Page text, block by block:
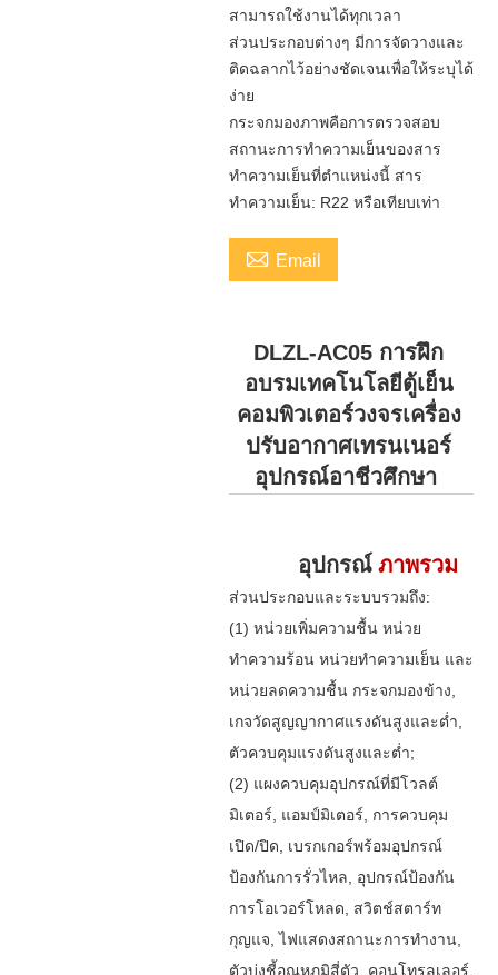
สามารถใช้งานได้ทุกเวลา
ส่วนประกอบต่างๆ มีการจัดวางและ
ติดฉลากไว้อย่างชัดเจนเพื่อให้ระบุได้
ง่าย
กระจกมองภาพคือการตรวจสอบ
สถานะการทำความเย็นของสาร
ทำความเย็นที่ตำแหน่งนี้ สาร
ทำความเย็น: R22 หรือเทียบเท่า
 Email
DLZL-AC05 การฝึก
อบรมเทคโนโลยีตู้เย็น
คอมพิวเตอร์วงจรเครื่อง
ปรับอากาศเทรนเนอร์
อุปกรณ์อาชีวศึกษา
อุปกรณ์ ภาพรวม
ส่วนประกอบและระบบรวมถึง:
(1) หน่วยเพิ่มความชื้น หน่วย
ทำความร้อน หน่วยทำความเย็น และ
หน่วยลดความชื้น กระจกมองข้าง,
เกจวัดสูญญากาศแรงดันสูงและต่ำ,
ตัวควบคุมแรงดันสูงและต่ำ;
(2) แผงควบคุมอุปกรณ์ที่มีโวลต์
มิเตอร์, แอมป์มิเตอร์, การควบคุม
เปิด/ปิด, เบรกเกอร์พร้อมอุปกรณ์
ป้องกันการรั่วไหล, อุปกรณ์ป้องกัน
การโอเวอร์โหลด, สวิตช์สตาร์ท
กุญแจ, ไฟแสดงสถานะการทำงาน,
ตัวบ่งชี้อุณหภูมิสี่ตัว, คอนโทรลเลอร์,